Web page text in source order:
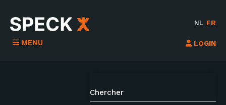
NL FR
LOGIN
MENU